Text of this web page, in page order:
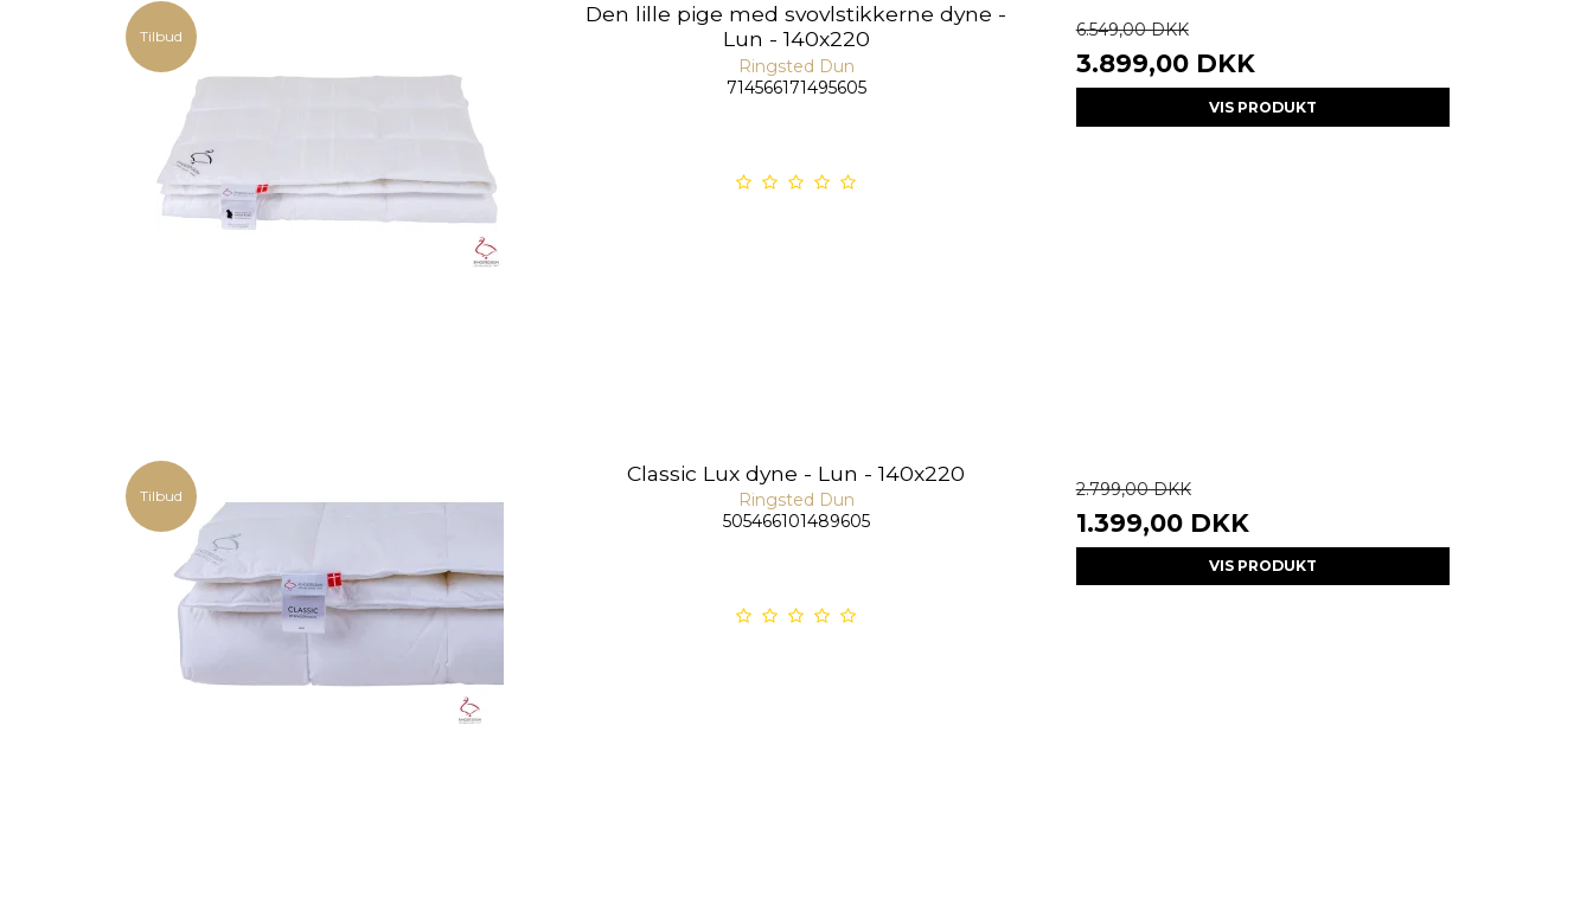
Tilbud
Den lille pige med svovlstikkerne dyne -
Lun - 140x220
Ringsted Dun
714566171495605
6.549,00 DKK
3.899,00 DKK
VIS PRODUKT
Tilbud
Classic Lux dyne - Lun - 140x220
Ringsted Dun
505466101489605
2.799,00 DKK
1.399,00 DKK
VIS PRODUKT